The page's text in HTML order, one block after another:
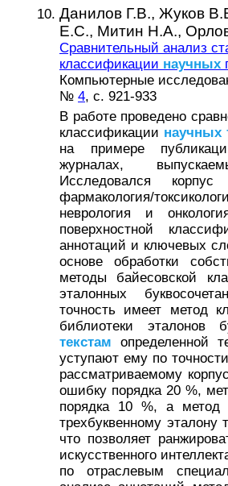
Данилов Г.В., Жуков
Е.С., Митин Н.А.,
Сравнительный анализ
классификации научных
Компьютерные
№ 4, с. 921-933
В работе проведено
классификации научных
на примере
журналах,
Исследовался
фармакология/
неврология и
поверхностной
аннотаций и ключевых
основе обработки
методы байесовской
эталонных
точность имеет метод
библиотеки эталонов
текстам определенной
уступают ему по
рассматриваемому
ошибку порядка 20 %,
порядка 10 %, а метод
трехбуквенному
что позволяет
искусственного
по отраслевым